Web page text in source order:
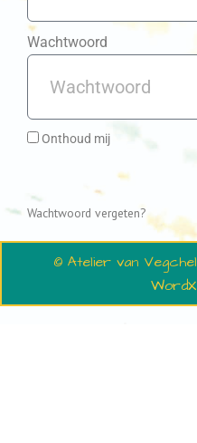
Wachtwoord
Onthoud mij
Wachtwoord vergeten?
© Atelier van